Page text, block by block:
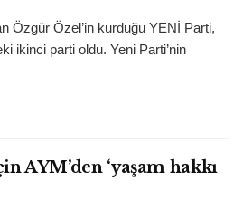
Özgür Özel’in kurduğu YENİ Parti,
ikinci parti oldu. Yeni Parti’nin
AYM’den ‘yaşam hakkı